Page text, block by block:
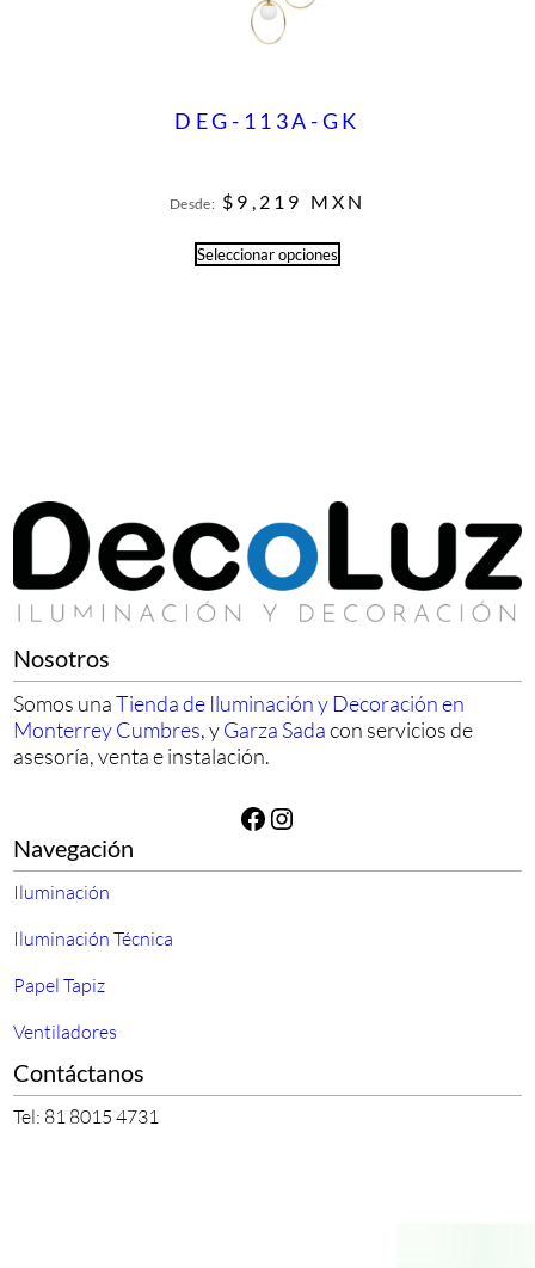
DEG-113A-GK
Desde: $ 9,219 MXN
Seleccionar opciones
Nosotros
Somos unaTienda de Iluminación y Decoración en
Monterrey Cumbres, yGarza Sadacon servicios de
asesoría, venta e instalación.
Facebook Instagram
Navegación
Iluminación
Iluminación Técnica
Papel Tapiz
Ventiladores
Contáctanos
Tel: 81 8015 4731